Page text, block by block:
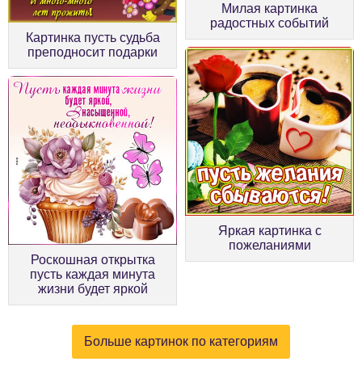
Картинка пусть судьба
преподносит подарки
Милая картинка
радостных событий
Роскошная открытка
пусть каждая минута
жизни будет яркой
Яркая картинка с
пожеланиями
Больше картинок по категориям